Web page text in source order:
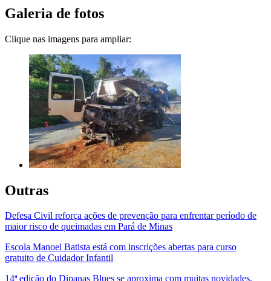
Galeria de fotos
Clique nas imagens para ampliar:
Outras
Defesa Civil reforça ações de prevenção para enfrentar período de
maior risco de queimadas em Pará de Minas
Escola Manoel Batista está com inscrições abertas para curso
gratuito de Cuidador Infantil
14ª edição do Dipanas Blues se aproxima com muitas novidades,